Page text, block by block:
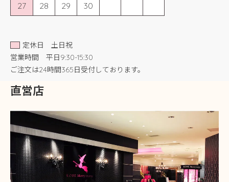
27
28 29 30
定休日 土日祝
営業時間 平日9:30-15:30
ご注文は24時間365日受付しております。
直営店